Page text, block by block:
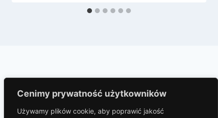
Cenimy prywatność użytkowników
Używamy plików cookie, aby poprawić jakość
pola są oznaczone*